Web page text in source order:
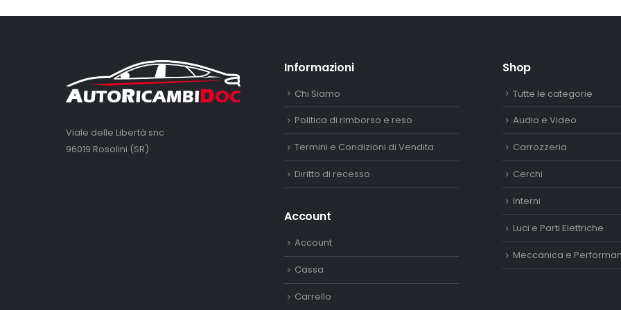
Viale delle Libertà snc
96019 Rosolini (SR)
Informazioni
Chi Siamo
Politica di rimborso e reso
Termini e Condizioni di Vendita
Diritto di recesso
Account
Account
Cassa
Carrello
Shop
Tutte le categorie
Audio e Video
Carrozzeria
Cerchi
Interni
Luci e Parti Elettriche
Meccanica e